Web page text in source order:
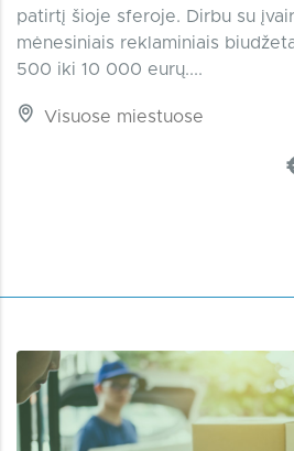
patirtį šioje sferoje. Dirbu su
mėnesiniais reklaminiais
500 iki 10 000 eurų....
Visuose miestuose